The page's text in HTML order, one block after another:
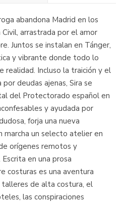
abandona Madrid en los
arrastrada por el amor
Juntos se instalan en Tánger,
y vibrante donde todo lo
realidad. Incluso la traición y el
deudas ajenas, Sira se
del Protectorado español en
y ayudada por
forja una nueva
marcha un selecto atelier en
orígenes remotos y
en una prosa
costuras es una aventura
de alta costura, el
las conspiraciones